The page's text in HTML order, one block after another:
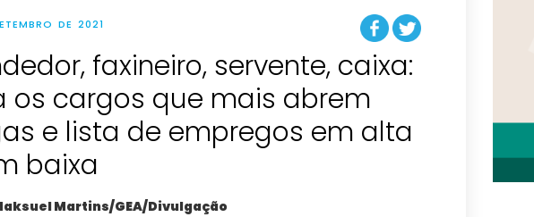
DE 2021
faxineiro, servente, caixa:
os cargos que mais abrem
e lista de empregos em alta
baixa
Martins/GEA/Divulgação